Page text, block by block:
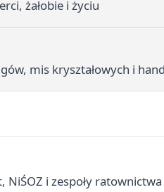
żałobie i życiu
mis kryształowych i
i zespoły